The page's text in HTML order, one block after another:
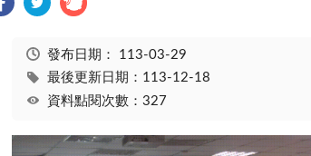
發布日期： 113-03-29
最後更新日期：113-12-18
資料點閱次數：327